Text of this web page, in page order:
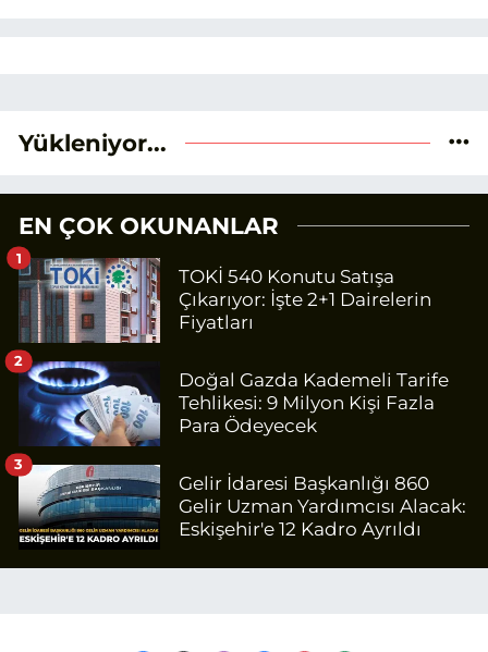
Yükleniyor...
EN ÇOK OKUNANLAR
TOKİ 540 Konutu Satışa
Çıkarıyor: İşte 2+1 Dairelerin
Fiyatları
1
Doğal Gazda Kademeli Tarife
Tehlikesi: 9 Milyon Kişi Fazla
Para Ödeyecek
2
Gelir İdaresi Başkanlığı 860
Gelir Uzman Yardımcısı Alacak:
Eskişehir'e 12 Kadro Ayrıldı
3